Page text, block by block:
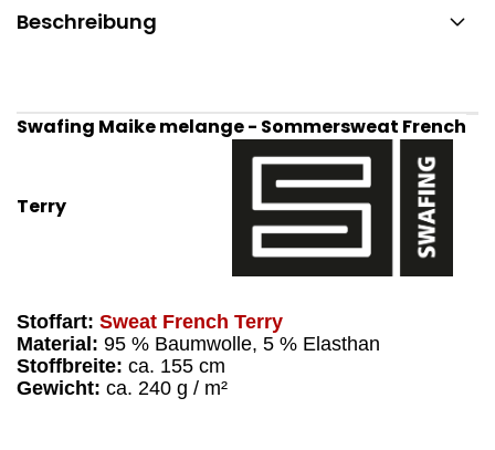
Beschreibung
Swafing Maike melange - Sommersweat French
Terry
Stoffart: Sweat French Terry
Material: 95 % Baumwolle, 5 % Elasthan
Stoffbreite: ca. 155 cm
Gewicht: ca. 240 g / m²